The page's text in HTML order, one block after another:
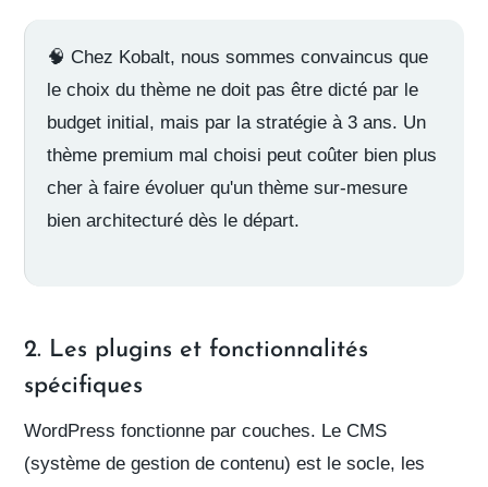
🧠 Chez Kobalt, nous sommes convaincus que
lechoix du thème ne doit pas être dicté par le
budget initial, mais par la stratégie à 3 ans. Un
thème premium mal choisi peut coûter bien plus
cher à faire évoluer qu'un thème sur-mesure
bien architecturé dès le départ.
2. Les plugins et fonctionnalités
spécifiques
WordPress fonctionne par couches. Le CMS
(système de gestion de contenu) est le socle, les